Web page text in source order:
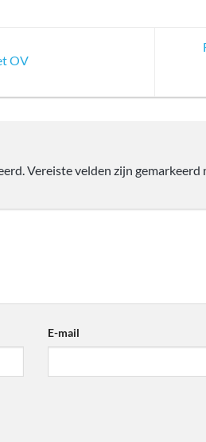
OV
Vereiste velden zijn gemarkeerd
E-mail